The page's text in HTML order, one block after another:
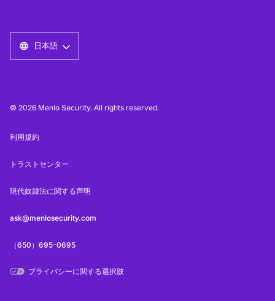
日本語
© 2026 Menlo Security. All rights reserved.
利用規約
トラストセンター
現代奴隷法に関する声明
ask@menlosecurity.com
（650）695-0695
プライバシーに関する選択肢